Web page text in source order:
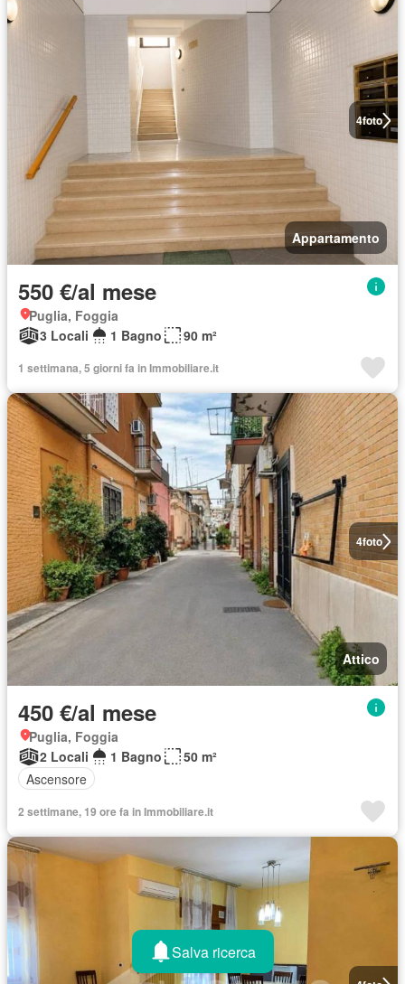
4foto
Appartamento
550 €/al mese
Puglia, Foggia
3 Locali
1 Bagno 90 m²
1 settimana, 5 giorni fa in Immobiliare.it
4foto
Attico
450 €/al mese
Puglia, Foggia
2 Locali
1 Bagno
50 m²
Ascensore
2 settimane, 19 ore fa in Immobiliare.it
Salva ricerca